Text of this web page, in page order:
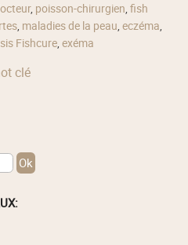
, poisson-chirurgien,fish
, maladies de la peau,eczéma,
Fishcure,exéma
clé